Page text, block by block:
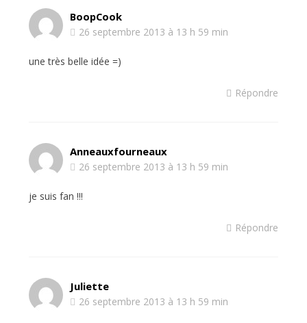
BoopCook
26 septembre 2013 à 13 h 59 min
une très belle idée =)
Répondre
Anneauxfourneaux
26 septembre 2013 à 13 h 59 min
je suis fan !!!
Répondre
Juliette
26 septembre 2013 à 13 h 59 min